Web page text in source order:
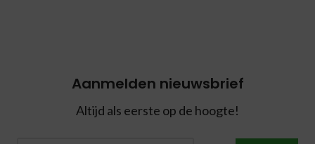
Aanmelden nieuwsbrief
Altijd als eerste op de hoogte!